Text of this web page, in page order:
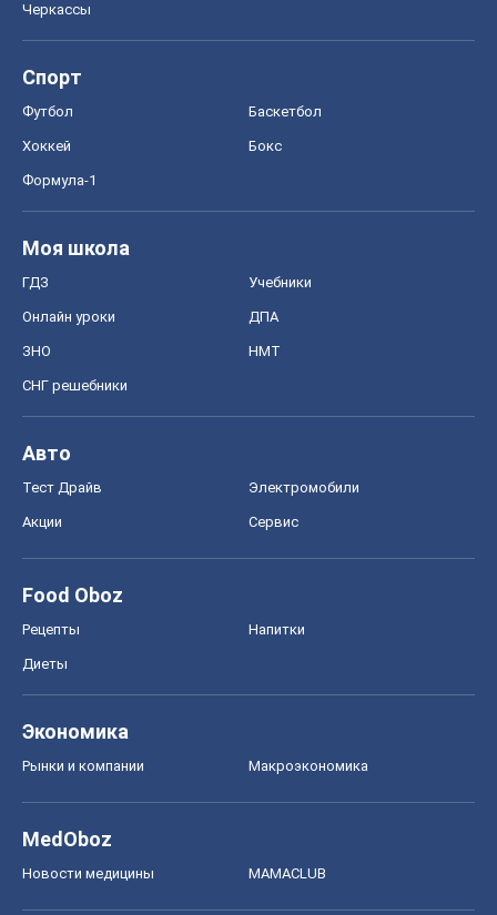
Черкассы
Спорт
Футбол Баскетбол
Хоккей Бокс
Формула-1
Моя школа
ГДЗ Учебники
Онлайн уроки ДПА
ЗНО НМТ
СНГ решебники
Авто
Тест Драйв Электромобили
Акции Сервис
Food Oboz
Рецепты Напитки
Диеты
Экономика
Рынки и компании Mакроэкономика
MedOboz
Новости медицины MAMACLUB